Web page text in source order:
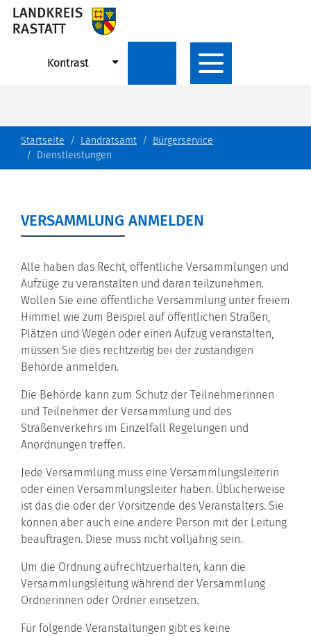
Kontrast
Startseite Landratsamt
Bürgerservice
Dienstleistungen
VERSAMMLUNG ANMELDEN
Alle haben das Recht, öffentliche Versammlungen und
Aufzüge zu veranstalten und daran teilzunehmen.
Wollen Sie eine öffentliche Versammlung unter freiem
Himmel wie zum Beispiel auf öffentlichen Straßen,
Plätzen und Wegen oder einen Aufzug veranstalten,
müssen Sie dies rechtzeitig bei der zuständigen
Behörde anmelden.
Die Behörde kann zum Schutz der Teilnehmerinnen
und Teilnehmer der Versammlung und des
Straßenverkehrs im Einzelfall Regelungen und
Anordnungen treffen.
Jede Versammlung muss eine Versammlungsleiterin
oder einen Versammlungsleiter haben. Üblicherweise
ist das die oder der Vorsitzende des Veranstalters. Sie
können aber auch eine andere Person mit der Leitung
beauftragen. Diese muss nicht volljährig sein.
Um die Ordnung aufrechtzuerhalten, kann die
Versammlungsleitung während der Versammlung
Ordnerinnen oder Ordner einsetzen.
Für folgende Veranstaltungen gibt es keine